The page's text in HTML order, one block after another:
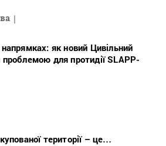
як новий Цивільний
для протидії SLAPP-
території – це…